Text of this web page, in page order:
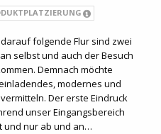
folgende Flur sind zwei
selbst und auch der Besuch
Demnach möchte
modernes und
Der erste Eindruck
unser Eingangsbereich
und nur ab und an…